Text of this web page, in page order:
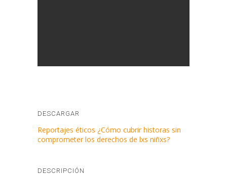
DESCARGAR
Reportajes éticos ¿Cómo cubrir historas sin
comprometer los derechos de lxs niñxs?
DESCRIPCIÓN